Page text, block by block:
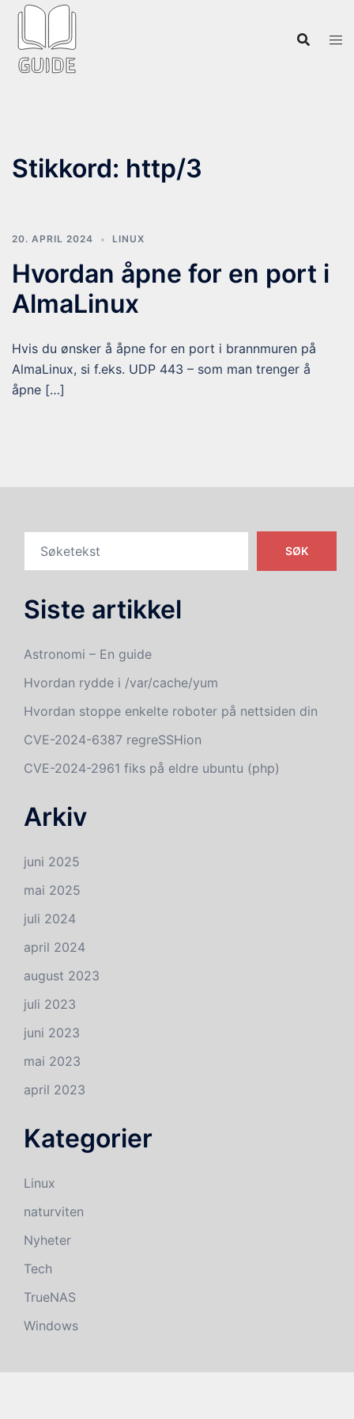
Hopp
innhold
Stikkord: http/3
20. APRIL 2024 LINUX
Hvordan åpne for en port i
AlmaLinux
Hvis du ønsker å åpne for en port i brannmuren på
AlmaLinux, si f.eks. UDP 443 – som man trenger å
åpne […]
SØK
Siste artikkel
Astronomi – En guide
Hvordan rydde i /var/cache/yum
Hvordan stoppe enkelte roboter på nettsiden din
CVE-2024-6387 regreSSHion
CVE-2024-2961 fiks på eldre ubuntu (php)
Arkiv
juni 2025
mai 2025
juli 2024
april 2024
august 2023
juli 2023
juni 2023
mai 2023
april 2023
Kategorier
Linux
naturviten
Nyheter
Tech
TrueNAS
Windows